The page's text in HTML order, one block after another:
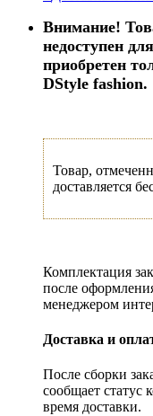
Внимание!
недоступен
приобретен
DStyle fashion.
Товар,
доставляется
Комплектация
после
менеджером
Доставка и
После сборки
сообщает статус
время доставки.